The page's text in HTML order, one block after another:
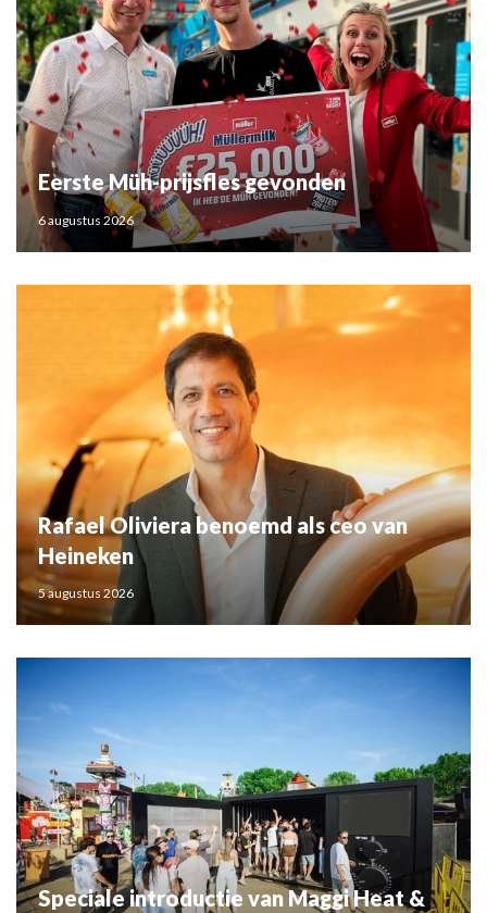
Eerste Müh-prijsfles gevonden
6 augustus 2026
Rafael Oliviera benoemd als ceo van
Heineken
5 augustus 2026
Speciale introductie van Maggi Heat &